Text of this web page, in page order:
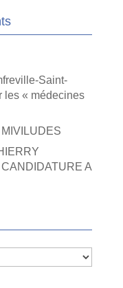
Saint-
les « médecines
A